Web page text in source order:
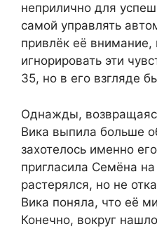
неприлично для
самой управлять
привлёк её внимание,
игнорировать эти
35, но в его взгляде
Однажды,
Вика выпила больше
захотелось именно
пригласила Семёна
растерялся, но не
Вика поняла, что её
Конечно, вокруг